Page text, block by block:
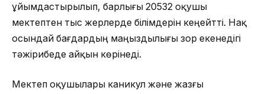
ұйымдастырылып, барлығы 20532 оқушы
мектептен тыс жерлерде білімдерін кеңейтті. Нақ
осындай бағдардың маңыздылығы зор екенедігі
тәжірибеде айқын көрінеді.
Мектеп оқушылары каникул және жазғы